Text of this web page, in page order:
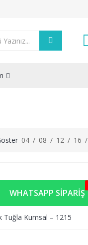
04 / 08 / 12 / 16 /
WHATSAPP SIPARIŞ
Tuğla Kumsal – 1215